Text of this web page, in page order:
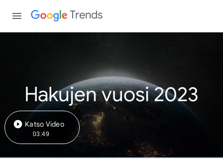
Trends
Hakujen vuosi 2023
Katso Video
03:49